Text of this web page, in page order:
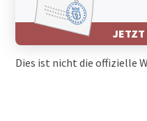
JETZT
Dies ist nicht die offizielle